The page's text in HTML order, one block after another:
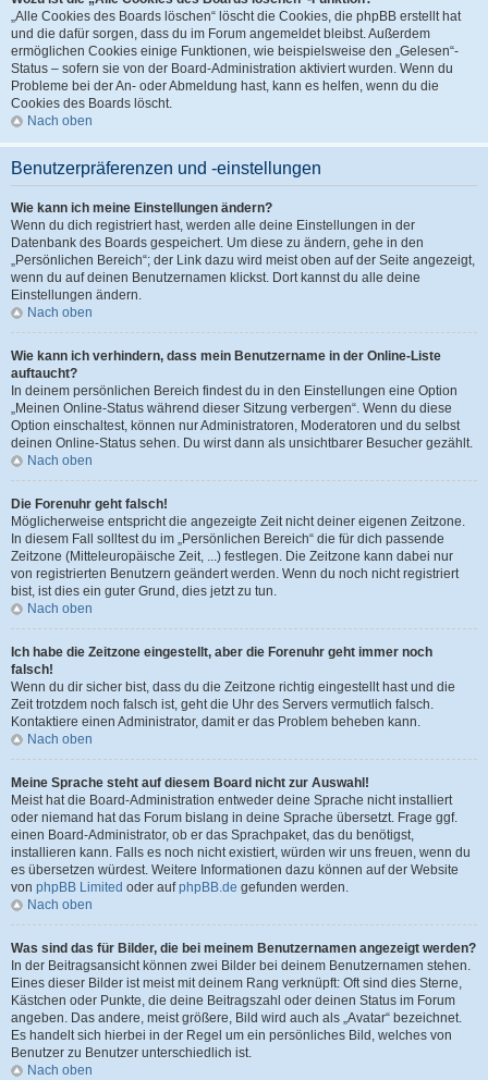
„Alle Cookies des Boards löschen“ löscht die Cookies, die phpBB erstellt hat
und die dafür sorgen, dass du im Forum angemeldet bleibst. Außerdem
ermöglichen Cookies einige Funktionen, wie beispielsweise den „Gelesen“-
Status – sofern sie von der Board-Administration aktiviert wurden. Wenn du
Probleme bei der An- oder Abmeldung hast, kann es helfen, wenn du die
Cookies des Boards löscht.
Nach oben
Benutzerpräferenzen und -einstellungen
Wie kann ich meine Einstellungen ändern?
Wenn du dich registriert hast, werden alle deine Einstellungen in der
Datenbank des Boards gespeichert. Um diese zu ändern, gehe in den
„Persönlichen Bereich“; der Link dazu wird meist oben auf der Seite angezeigt,
wenn du auf deinen Benutzernamen klickst. Dort kannst du alle deine
Einstellungen ändern.
Nach oben
Wie kann ich verhindern, dass mein Benutzername in der Online-Liste
auftaucht?
In deinem persönlichen Bereich findest du in den Einstellungen eine Option
„Meinen Online-Status während dieser Sitzung verbergen“. Wenn du diese
Option einschaltest, können nur Administratoren, Moderatoren und du selbst
deinen Online-Status sehen. Du wirst dann als unsichtbarer Besucher gezählt.
Nach oben
Die Forenuhr geht falsch!
Möglicherweise entspricht die angezeigte Zeit nicht deiner eigenen Zeitzone.
In diesem Fall solltest du im „Persönlichen Bereich“ die für dich passende
Zeitzone (Mitteleuropäische Zeit, ...) festlegen. Die Zeitzone kann dabei nur
von registrierten Benutzern geändert werden. Wenn du noch nicht registriert
bist, ist dies ein guter Grund, dies jetzt zu tun.
Nach oben
Ich habe die Zeitzone eingestellt, aber die Forenuhr geht immer noch
falsch!
Wenn du dir sicher bist, dass du die Zeitzone richtig eingestellt hast und die
Zeit trotzdem noch falsch ist, geht die Uhr des Servers vermutlich falsch.
Kontaktiere einen Administrator, damit er das Problem beheben kann.
Nach oben
Meine Sprache steht auf diesem Board nicht zur Auswahl!
Meist hat die Board-Administration entweder deine Sprache nicht installiert
oder niemand hat das Forum bislang in deine Sprache übersetzt. Frage ggf.
einen Board-Administrator, ob er das Sprachpaket, das du benötigst,
installieren kann. Falls es noch nicht existiert, würden wir uns freuen, wenn du
es übersetzen würdest. Weitere Informationen dazu können auf der Website
von phpBB Limited oder aufphpBB.de gefunden werden.
Nach oben
Was sind das für Bilder, die bei meinem Benutzernamen angezeigt werden?
In der Beitragsansicht können zwei Bilder bei deinem Benutzernamen stehen.
Eines dieser Bilder ist meist mit deinem Rang verknüpft: Oft sind dies Sterne,
Kästchen oder Punkte, die deine Beitragszahl oder deinen Status im Forum
angeben. Das andere, meist größere, Bild wird auch als „Avatar“ bezeichnet.
Es handelt sich hierbei in der Regel um ein persönliches Bild, welches von
Benutzer zu Benutzer unterschiedlich ist.
Nach oben